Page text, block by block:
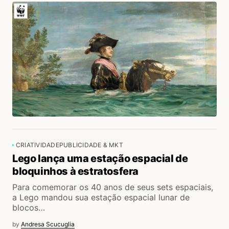
CRIATIVIDADEPUBLICIDADE & MKT
Lego lança uma estação espacial de
bloquinhos à estratosfera
Para comemorar os 40 anos de seus sets espaciais,
a Lego mandou sua estação espacial lunar de
blocos…
by Andresa Scucuglia